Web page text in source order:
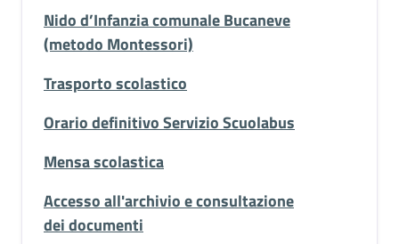
Nido d’Infanzia comunale Bucaneve
(metodo Montessori)
Trasporto scolastico
Orario definitivo Servizio Scuolabus
Mensa scolastica
Accesso all'archivio e consultazione
dei documenti